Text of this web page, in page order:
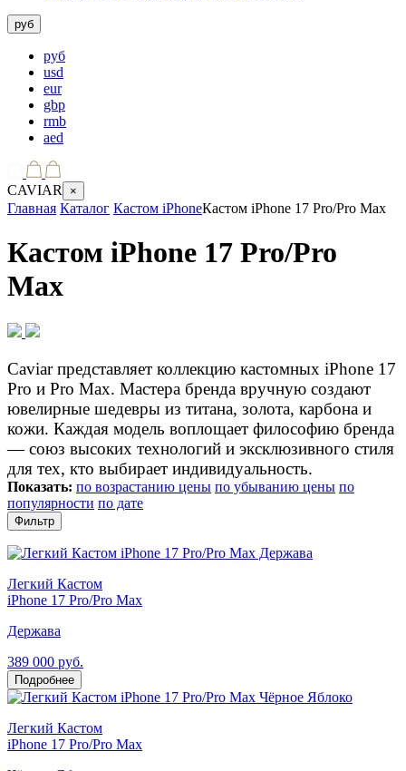
руб
руб
usd
eur
gbp
rmb
aed
CAVIAR ×
Главная Каталог Кастом iPhoneКастом iPhone 17 Pro/Pro Max
Кастом iPhone 17 Pro/Pro
Max
Caviar представляет коллекцию кастомных iPhone 17
Pro и Pro Max. Мастера бренда вручную создают
ювелирные шедевры из титана, золота, карбона и
кожи. Каждая модель воплощает философию бренда
— союз высоких технологий и эксклюзивного стиля
для тех, кто выбирает индивидуальность.
Показать: по возрастанию цены по убыванию цены по
популярности по дате
Фильтр
Легкий Кастом
iPhone 17 Pro/Pro Max
Держава
389 000 руб.
Подробнее
Легкий Кастом
iPhone 17 Pro/Pro Max